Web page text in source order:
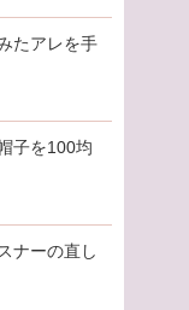
たアレを手
子を100均
ナーの直し